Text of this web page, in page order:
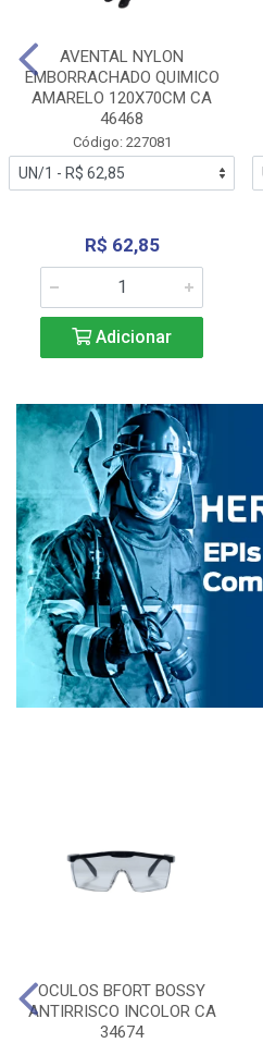
AVENTAL NYLON
EMBORRACHADO QUIMICO
AMARELO 120X70CM CA
46468
Código: 227081
R$ 62,85
Adicionar
OCULOS BFORT BOSSY
ANTIRRISCO INCOLOR CA
34674